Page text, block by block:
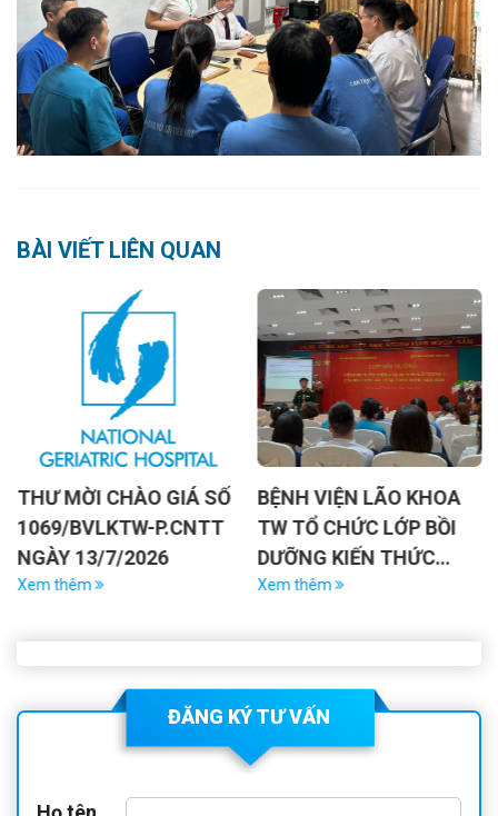
BÀI VIẾT LIÊN QUAN
THƯ MỜI CHÀO GIÁ SỐ
1069/BVLKTW-P.CNTT
NGÀY 13/7/2026
Xem thêm
BỆNH VIỆN LÃO KHOA
TW TỔ CHỨC LỚP BỒI
DƯỠNG KIẾN THỨC
QUỐC PHÒNG VÀ AN
VIÊN CHỨC ĐỐI TƯỢNG
Xem thêm
ĐĂNG KÝ TƯ VẤN